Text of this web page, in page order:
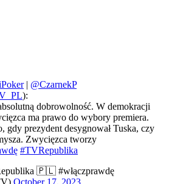
| @CzarnekP
):
dobrowolność. W demokracji
ma prawo do wybory premiera.
gdy prezydent desygnował Tuska, czy
Zwycięzca tworzy
#TVRepublika
🇵🇱 #włączprawdę